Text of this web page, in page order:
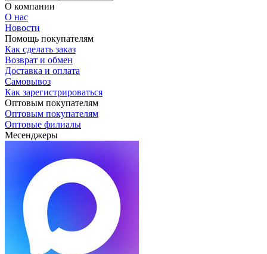
О компании
О нас
Новости
Помощь покупателям
Как сделать заказ
Возврат и обмен
Доставка и оплата
Самовывоз
Как зарегистрироваться
Оптовым покупателям
Оптовым покупателям
Оптовые филиалы
Месенджеры